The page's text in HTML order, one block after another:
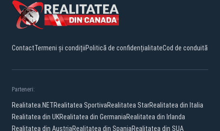
ContactTermeni și condițiiPolitică de confidențialitateCod de conduită
Parteneri:
Realitatea.NETRealitatea SportivaRealitatea StarRealitatea din Italia
Realitatea din UKRealitatea din GermaniaRealitatea din Irlanda
Realitatea din AustriaRealitatea din SpaniaRealitatea din SUA